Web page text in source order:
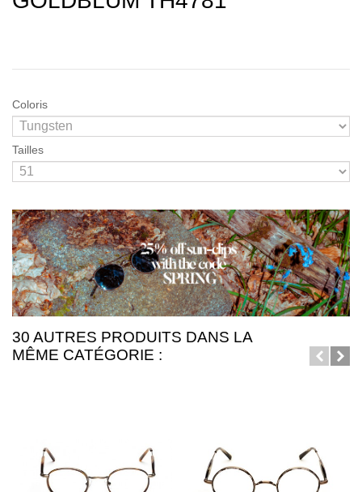
Coloris
Tailles
30 AUTRES PRODUITS DANS LA
MÊME CATÉGORIE :